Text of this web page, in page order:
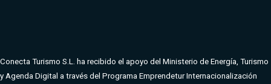
Conecta Turismo S.L. ha recibido el apoyo del Ministerio de Energía, Turismo
y Agenda Digital a través del Programa Emprendetur Internacionalización